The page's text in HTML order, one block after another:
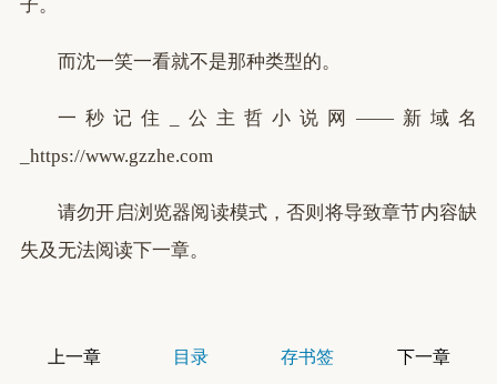
子。
而沈一笑一看就不是那种类型的。
一秒记住_公主哲小说网——新域名
_https://www.gzzhe.com
请勿开启浏览器阅读模式，否则将导致章节内容缺
失及无法阅读下一章。
上一章 目录 存书签 下一章